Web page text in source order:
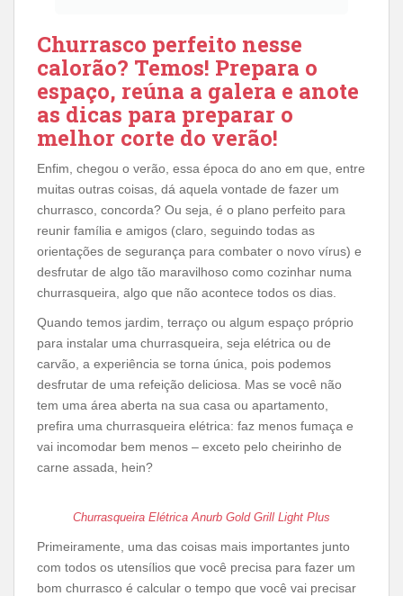
Churrasco perfeito nesse
calorão? Temos! Prepara o
espaço, reúna a galera e anote
as dicas para preparar o
melhor corte do verão!
Enfim, chegou o verão, essa época do ano em que, entre
muitas outras coisas, dá aquela vontade de fazer um
churrasco, concorda? Ou seja, é o plano perfeito para
reunir família e amigos (claro, seguindo todas as
orientações de segurança para combater o novo vírus) e
desfrutar de algo tão maravilhoso como cozinhar numa
churrasqueira, algo que não acontece todos os dias.
Quando temos jardim, terraço ou algum espaço próprio
para instalar uma churrasqueira, seja elétrica ou de
carvão, a experiência se torna única, pois podemos
desfrutar de uma refeição deliciosa. Mas se você não
tem uma área aberta na sua casa ou apartamento,
prefira uma churrasqueira elétrica: faz menos fumaça e
vai incomodar bem menos – exceto pelo cheirinho de
carne assada, hein?
Churrasqueira Elétrica Anurb Gold Grill Light Plus
Primeiramente, uma das coisas mais importantes junto
com todos os utensílios que você precisa para fazer um
bom churrasco é calcular o tempo que você vai precisar